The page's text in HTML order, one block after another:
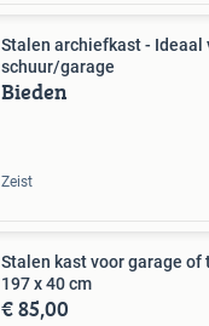
Stalen archiefkast - Ideaal
schuur/garage
Bieden
Zeist
Stalen kast voor garage of
197 x 40 cm
€ 85,00